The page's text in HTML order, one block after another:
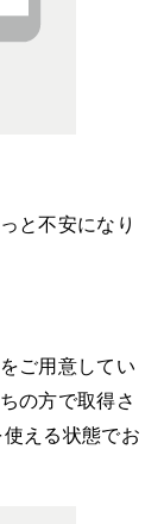
と不安になり
ご用意してい
の方で取得さ
える状態でお